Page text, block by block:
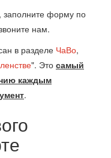
заполните форму по
нам.
в разделе ЧаВо,
". Это самый
каждым
.